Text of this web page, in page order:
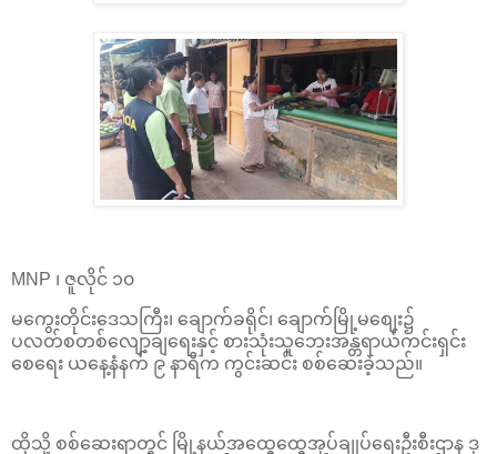
MNP ၊ ဇူလိုင် ၁၀
မ​ကွေးတိုင်း​ဒေသကြီး၊​ ချောက်ခရိုင်၊​ ချောက်မြို့မ​စျေး၌
ပလတ်စတစ်​လျော့ချ​ရေးနှင့် စားသုံးသူ​ဘေးအန္တရာယ်ကင်းရှင်း​
စေ​ရေး ယ​နေ့နံနက် ၉ နာရီက ကွင်းဆင်း စစ်​ဆေးခဲ့သည်။
ထိုသို့ စစ်​ဆေးရာတွင် မြို့နယ်အ​ထွေ​​ထွေအုပ်ချုပ်​ရေးဦးစီးဌာန ဒု